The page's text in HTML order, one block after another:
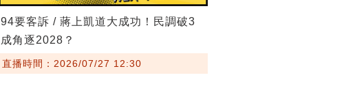
94要客訴 / 蔣上凱道大成功！民調破3
成角逐2028？
直播時間：2026/07/27 12:30